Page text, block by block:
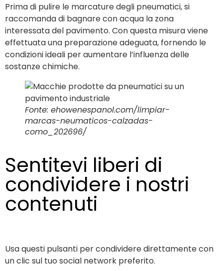
Prima di pulire le marcature degli pneumatici, si
raccomanda di bagnare con acqua la zona
interessata del pavimento. Con questa misura viene
effettuata una preparazione adeguata, fornendo le
condizioni ideali per aumentare l’influenza delle
sostanze chimiche.
Fonte: ehowenespanol.com/limpiar-
marcas-neumaticos-calzadas-
como_202696/
Sentitevi liberi di
condividere i nostri
contenuti
Usa questi pulsanti per condividere direttamente con
un clic sul tuo social network preferito.